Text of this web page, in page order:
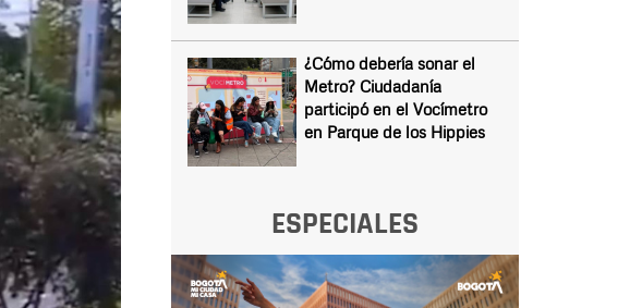
¿Cómo debería sonar el
Metro? Ciudadanía
participó en el Vocímetro
en Parque de los Hippies
ESPECIALES